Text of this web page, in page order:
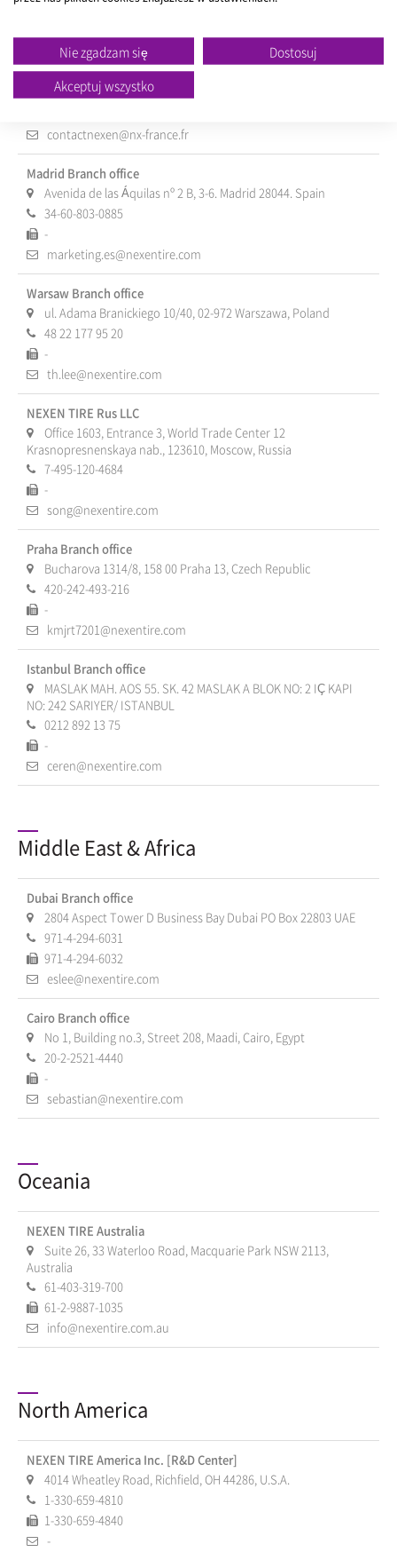
Lyon Branch office
210 Avenue Jean Jaurès, 69007 Lyon, France
33-4-8109-1113
contactnexen@nx-france.fr
Madrid Branch office
Avenida de las Áquilas nº 2 B, 3-6. Madrid 28044. Spain
34-60-803-0885
-
marketing.es@nexentire.com
Warsaw Branch office
ul. Adama Branickiego 10/40, 02-972 Warszawa, Poland
48 22 177 95 20
-
th.lee@nexentire.com
NEXEN TIRE Rus LLC
Office 1603, Entrance 3, World Trade Center 12
Krasnopresnenskaya nab., 123610, Moscow, Russia
7-495-120-4684
-
song@nexentire.com
Praha Branch office
Bucharova 1314/8, 158 00 Praha 13, Czech Republic
420-242-493-216
-
kmjrt7201@nexentire.com
Istanbul Branch office
MASLAK MAH. AOS 55. SK. 42 MASLAK A BLOK NO: 2 IÇ KAPI
NO: 242 SARIYER/ ISTANBUL
0212 892 13 75
-
ceren@nexentire.com
Middle East & Africa
Dubai Branch office
2804 Aspect Tower D Business Bay Dubai PO Box 22803 UAE
971-4-294-6031
971-4-294-6032
eslee@nexentire.com
Cairo Branch office
No 1, Building no.3, Street 208, Maadi, Cairo, Egypt
20-2-2521-4440
-
sebastian@nexentire.com
Oceania
NEXEN TIRE Australia
Suite 26, 33 Waterloo Road, Macquarie Park NSW 2113,
Australia
61-403-319-700
61-2-9887-1035
info@nexentire.com.au
North America
NEXEN TIRE America Inc. [R&D Center]
4014 Wheatley Road, Richfield, OH 44286, U.S.A.
1-330-659-4810
1-330-659-4840
-
Nie zgadzam się
Dostosuj
Akceptuj wszystko